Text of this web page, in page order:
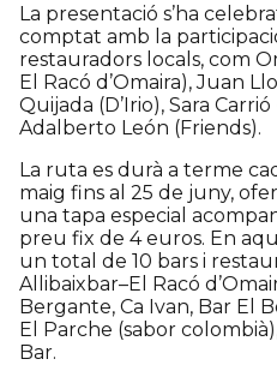
La presentació s’ha
comptat amb la
restauradors locals, com
El Racó d’Omaira), Juan
Quijada (D’Irio), Sara
Adalberto León (Friends).
La ruta es durà a terme
maig fins al 25 de juny,
una tapa especial
preu fix de 4 euros. En
un total de 10 bars i
Allibaixbar–El Racó
Bergante, Ca Ivan, Bar El
El Parche (sabor
Bar.